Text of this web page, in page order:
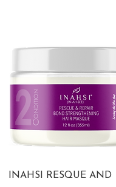
INAHSI RESQUE AND